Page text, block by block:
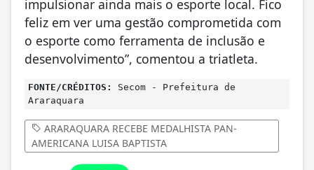
impulsionar ainda mais o esporte local. Fico
feliz em ver uma gestão comprometida com
o esporte como ferramenta de inclusão e
desenvolvimento”, comentou a triatleta.
FONTE/CRÉDITOS:
Secom - Prefeitura de
Araraquara
ARARAQUARA RECEBE MEDALHISTA PAN-
AMERICANA LUISA BAPTISTA